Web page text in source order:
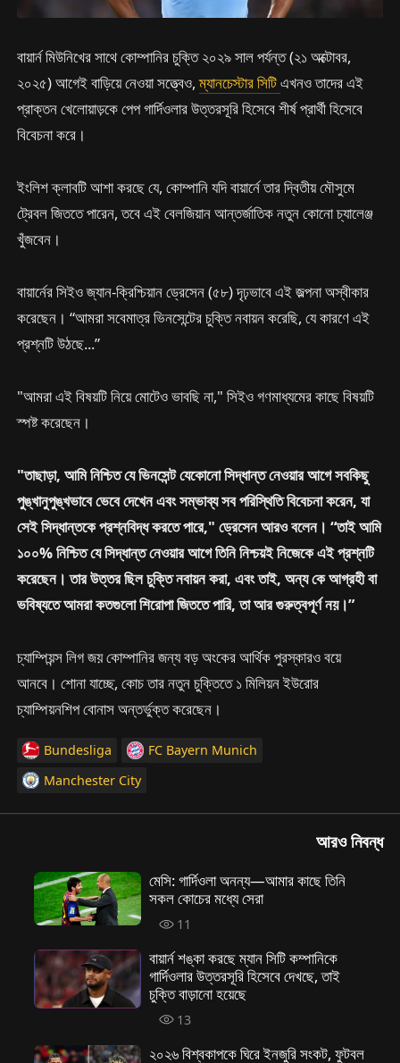
বায়ার্ন মিউনিখের সাথে কোম্পানির চুক্তি ২০২৯ সাল পর্যন্ত (২১ অক্টোবর,
২০২৫) আগেই বাড়িয়ে নেওয়া সত্ত্বেও,ম্যানচেস্টার সিটিএখনও তাদের এই
প্রাক্তন খেলোয়াড়কে পেপ গার্দিওলার উত্তরসূরি হিসেবে শীর্ষ প্রার্থী হিসেবে
বিবেচনা করে।
ইংলিশ ক্লাবটি আশা করছে যে, কোম্পানি যদি বায়ার্নে তার দ্বিতীয় মৌসুমে
ট্রেবল জিততে পারেন, তবে এই বেলজিয়ান আন্তর্জাতিক নতুন কোনো চ্যালেঞ্জ
খুঁজবেন।
বায়ার্নের সিইও জ্যান-ক্রিশ্চিয়ান ড্রেসেন (৫৮) দৃঢ়ভাবে এই জল্পনা অস্বীকার
করেছেন। “আমরা সবেমাত্র ভিনসেন্টের চুক্তি নবায়ন করেছি, যে কারণে এই
প্রশ্নটি উঠছে...”
"আমরা এই বিষয়টি নিয়ে মোটেও ভাবছি না," সিইও গণমাধ্যমের কাছে বিষয়টি
স্পষ্ট করেছেন।
"তাছাড়া, আমি নিশ্চিত যে ভিনসেন্ট যেকোনো সিদ্ধান্ত নেওয়ার আগে সবকিছু
পুঙ্খানুপুঙ্খভাবে ভেবে দেখেন এবং সম্ভাব্য সব পরিস্থিতি বিবেচনা করেন, যা
সেই সিদ্ধান্তকে প্রশ্নবিদ্ধ করতে পারে," ড্রেসেন আরও বলেন। “তাই আমি
১০০% নিশ্চিত যে সিদ্ধান্ত নেওয়ার আগে তিনি নিশ্চয়ই নিজেকে এই প্রশ্নটি
করেছেন। তার উত্তর ছিল চুক্তি নবায়ন করা, এবং তাই, অন্য কে আগ্রহী বা
ভবিষ্যতে আমরা কতগুলো শিরোপা জিততে পারি, তা আর গুরুত্বপূর্ণ নয়।”
চ্যাম্পিয়ন্স লিগ জয় কোম্পানির জন্য বড় অংকের আর্থিক পুরস্কারও বয়ে
আনবে। শোনা যাচ্ছে, কোচ তার নতুন চুক্তিতে ১ মিলিয়ন ইউরোর
চ্যাম্পিয়নশিপ বোনাস অন্তর্ভুক্ত করেছেন।
Bundesliga
FC Bayern Munich
Manchester City
আরও নিবন্ধ
মেসি: গার্দিওলা অনন্য—আমার কাছে তিনি
সকল কোচের মধ্যে সেরা
11
বায়ার্ন শঙ্কা করছে ম্যান সিটি কম্পানিকে
গার্দিওলার উত্তরসূরি হিসেবে দেখছে, তাই
চুক্তি বাড়ানো হয়েছে
13
২০২৬ বিশ্বকাপকে ঘিরে ইনজুরি সংকট, ফুটবল